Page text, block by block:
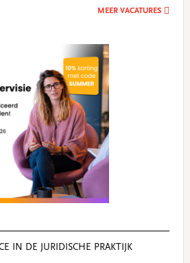
MEER VACATURES
IN DE JURIDISCHE PRAKTIJK